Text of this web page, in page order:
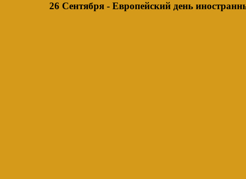
26 Сентября - Европейский день